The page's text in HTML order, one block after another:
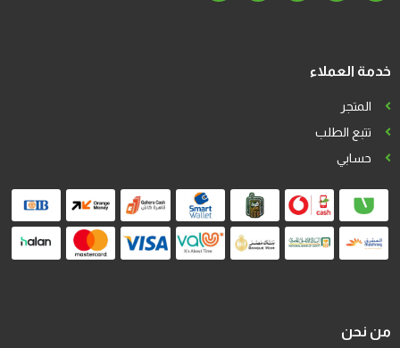
خدمة العملاء
المتجر
تتبع الطلب
حسابي
من نحن